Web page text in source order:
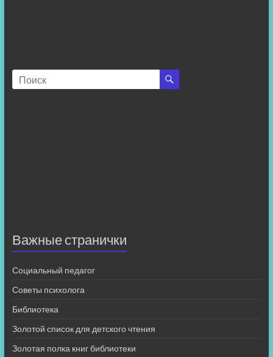
Важные странички
Социальный педагог
Советы психолога
Библиотека
Золотой список для детского чтения
Золотая полка книг библиотеки